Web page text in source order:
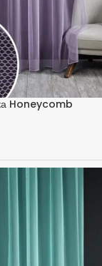
Honeycomb